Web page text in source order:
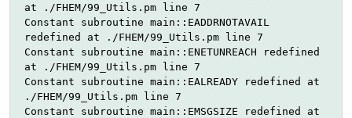
at ./FHEM/99_Utils.pm line 7
Constant subroutine main::EADDRNOTAVAIL
redefined at ./FHEM/99_Utils.pm line 7
Constant subroutine main::ENETUNREACH redefined
at ./FHEM/99_Utils.pm line 7
Constant subroutine main::EALREADY redefined at
./FHEM/99_Utils.pm line 7
Constant subroutine main::EMSGSIZE redefined at